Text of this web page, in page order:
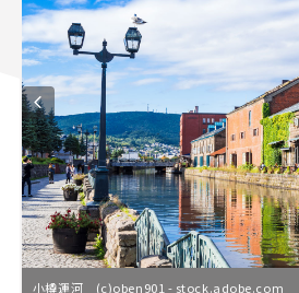
小樽運河 (c)oben901 - stock.adobe.com